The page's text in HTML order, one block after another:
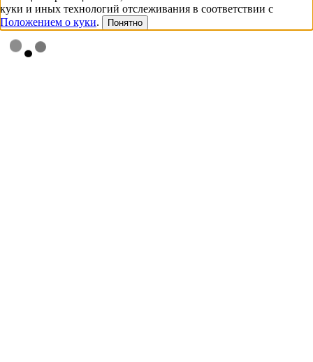
куки и иных технологий отслеживания в соответствии с
Положением о куки. Понятно